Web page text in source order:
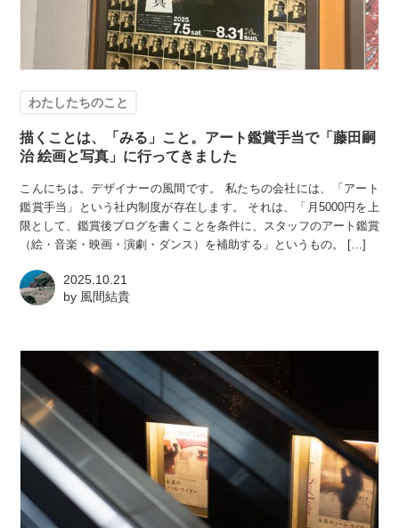
わたしたちのこと
描くことは、「みる」こと。アート鑑賞手当で「藤田嗣
治 絵画と写真」に行ってきました
こんにちは。デザイナーの風間です。 私たちの会社には、「アート
鑑賞手当」という社内制度が存在します。 それは、「月5000円を上
限として、鑑賞後ブログを書くことを条件に、スタッフのアート鑑賞
（絵・音楽・映画・演劇・ダンス）を補助する」というもの。 […]
2025.10.21
by 風間結貴